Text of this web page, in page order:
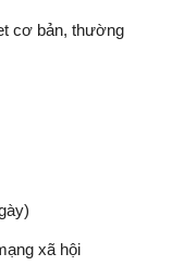
cơ bản, thường
xã hội